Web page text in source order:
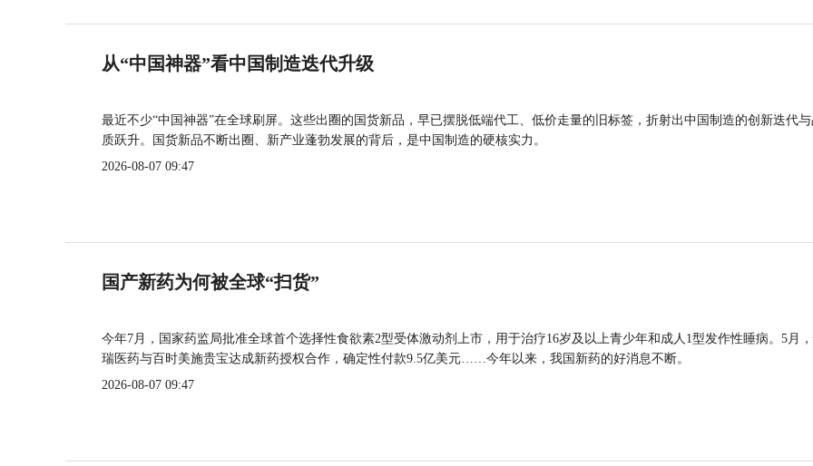
从“中国神器”看中国制造迭代升级
最近不少“中国神器”在全球刷屏。这些出圈的国货新品，早已摆脱低端代工、低价走量的旧标签，折射出中国制造的创新迭代
质跃升。国货新品不断出圈、新产业蓬勃发展的背后，是中国制造的硬核实力。
2026-08-07 09:47
国产新药为何被全球“扫货”
今年7月，国家药监局批准全球首个选择性食欲素2型受体激动剂上市，用于治疗16岁及以上青少年和成人1型发作性睡病。5月
瑞医药与百时美施贵宝达成新药授权合作，确定性付款9.5亿美元……今年以来，我国新药的好消息不断。
2026-08-07 09:47